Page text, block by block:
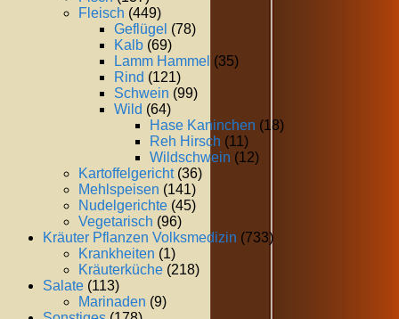
Fleisch (449)
Geflügel (78)
Kalb (69)
Lamm Hammel (35)
Rind (121)
Schwein (99)
Wild (64)
Hase Kaninchen (18)
Reh Hirsch (11)
Wildschwein (12)
Kartoffelgericht(36)
Mehlspeisen (141)
Nudelgerichte (45)
Vegetarisch (96)
Kräuter Pflanzen Volksmedizin (733)
Krankheiten (1)
Kräuterküche (218)
Salate (113)
Marinaden (9)